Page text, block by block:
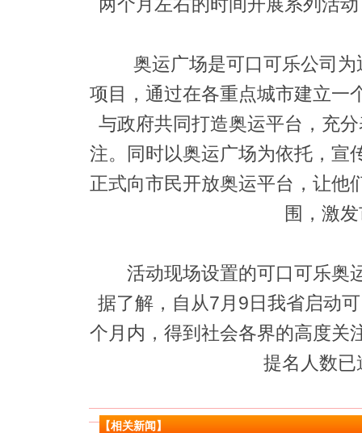
奥运广场是可口可乐公司为
项目，通过在各重点城市建立一
与政府共同打造奥运平台，充
注。同时以奥运广场为依托，宣
正式向市民开放奥运平台，让他
围，激
活动现场设置的可口可乐奥
据了解，自从7月9日我省启动
个月内，得到社会各界的高度关
提名人数
【相关新闻】